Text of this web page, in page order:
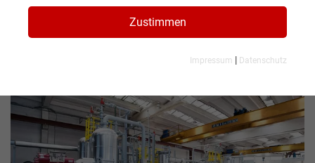
Mem und Fabrizio Vitali, Sales Manager
sowie Giorgia Ferrari, Commercial
Zustimmen
Impressum | Datenschutz